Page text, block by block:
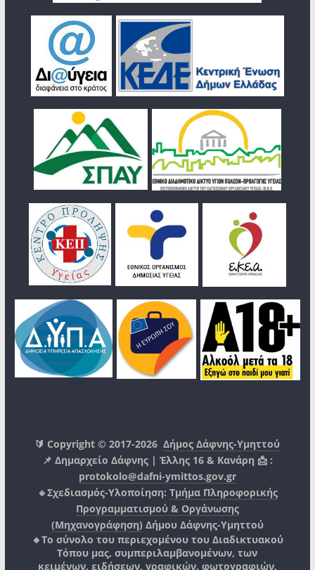
🔰 Copyright © 2017-2026Δήμος Δάφνης-Υμηττού
📌 Δημαρχείο Δάφνης | Έλλης 16 & Κανάρη 📩 :
protokolo@dafni-ymittos.gov.gr
🔹Σχεδιασμός-Υλοποίηση: Τμήμα Πληροφορικής
Προγραμματισμού & Οργάνωσης
(Μηχανογράφηση) Δήμου Δάφνης-Υμηττού
🔸Το σύνολο του περιεχομένου του Διαδικτυακού
Τόπου μας, συμπεριλαμβανομένων, των
κειμένων, ειδήσεων, γραφικών, φωτογραφιών,